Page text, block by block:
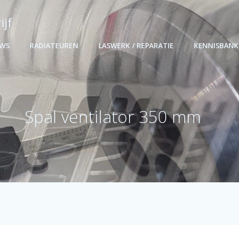
RADIATEUREN LASWERK / REPARATIE KENNISBANK
Spal ventilator 350 mm